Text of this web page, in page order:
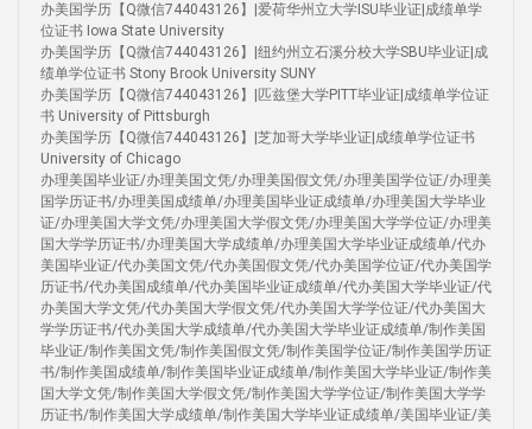
办美国学历【Q微信744043126】|爱荷华州立大学ISU毕业证|成绩单学
位证书 Iowa State University
办美国学历【Q微信744043126】|纽约州立石溪分校大学SBU毕业证|成
绩单学位证书 Stony Brook University SUNY
办美国学历【Q微信744043126】|匹兹堡大学PITT毕业证|成绩单学位证
书 University of Pittsburgh
办美国学历【Q微信744043126】|芝加哥大学毕业证|成绩单学位证书
University of Chicago
办理美国毕业证/办理美国文凭/办理美国假文凭/办理美国学位证/办理美
国学历证书/办理美国成绩单/办理美国毕业证成绩单/办理美国大学毕业
证/办理美国大学文凭/办理美国大学假文凭/办理美国大学学位证/办理美
国大学学历证书/办理美国大学成绩单/办理美国大学毕业证成绩单/代办
美国毕业证/代办美国文凭/代办美国假文凭/代办美国学位证/代办美国学
历证书/代办美国成绩单/代办美国毕业证成绩单/代办美国大学毕业证/代
办美国大学文凭/代办美国大学假文凭/代办美国大学学位证/代办美国大
学学历证书/代办美国大学成绩单/代办美国大学毕业证成绩单/制作美国
毕业证/制作美国文凭/制作美国假文凭/制作美国学位证/制作美国学历证
书/制作美国成绩单/制作美国毕业证成绩单/制作美国大学毕业证/制作美
国大学文凭/制作美国大学假文凭/制作美国大学学位证/制作美国大学学
历证书/制作美国大学成绩单/制作美国大学毕业证成绩单/美国毕业证/美